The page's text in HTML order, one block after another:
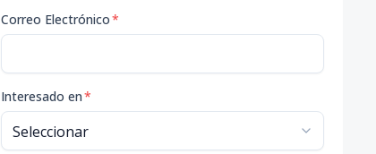
Correo Electrónico*
Interesado en*